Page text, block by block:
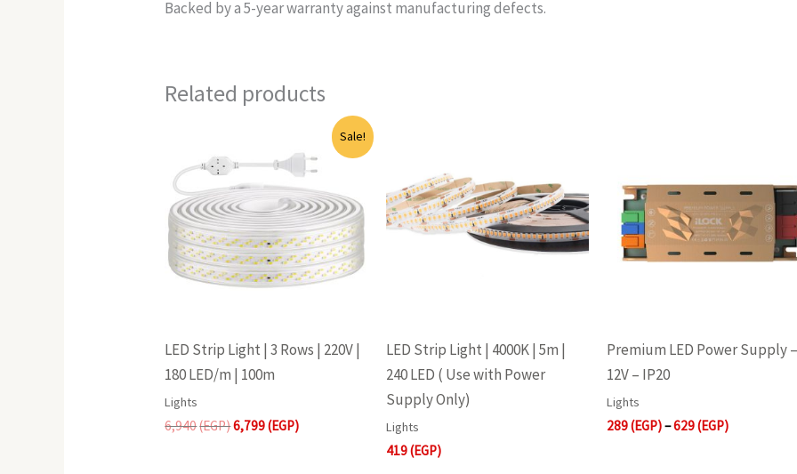
Backed by a 5-year warranty against manufacturing defects.
Related products
Sale!
LED Strip Light | 3 Rows | 220V |
180 LED/m | 100m
Lights
6,940(EGP)
was:
6,940(EGP).
6,799(EGP)
Current
is:
6,799(EGP).
LED Strip Light | 4000K | 5m |
240 LED ( Use with Power
Supply Only)
Lights
419(EGP)
Premium LED Power Supply –
12V – IP20
Lights
289(EGP)–629(EGP)
through
629(EGP)